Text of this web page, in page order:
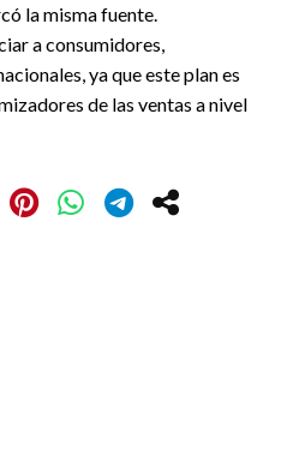
la misma fuente.
a consumidores,
ya que este plan es
de las ventas a nivel